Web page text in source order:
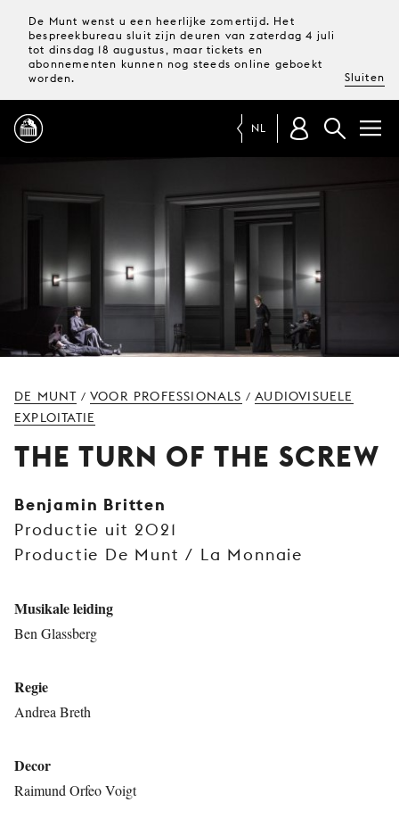
De Munt wenst u een heerlijke zomertijd. Het
bespreekbureau sluit zijn deuren van zaterdag 4 juli
tot dinsdag 18 augustus, maar tickets en
abonnementen kunnen nog steeds online geboekt
worden.
Sluiten
TICKETS &
ABONNEMENTEN
UW
DE
NL
DE MUNT /VOOR PROFESSIONALS /AUDIOVISUELE
EXPLOITATIE
THE TURN OF THE SCREW
Benjamin Britten
Productie uit 2021
Productie De Munt / La Monnaie
Musikale leiding
Ben Glassberg
Regie
Andrea Breth
Decor
Raimund Orfeo Voigt